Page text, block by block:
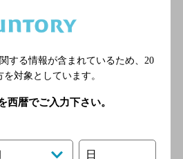
食と酒 まるみ
JR各線 大分駅より徒歩10分
[焼き鳥]
する情報が含まれているため、 20
を対象としています。
西暦でご入力下さい。
日